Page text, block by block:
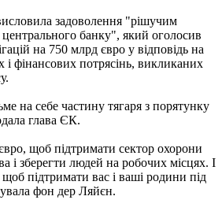
задоволення "рішучим
банку", який оголосив
на 750 млрд євро у відповідь на
і фінансових потрясінь, викликаних
на себе частину тягаря з порятунку
глава ЄК.
щоб підтримати сектор охорони
і зберегти людей на робочих місцях. І
підтримати вас і ваші родини під
фон дер Ляйєн.